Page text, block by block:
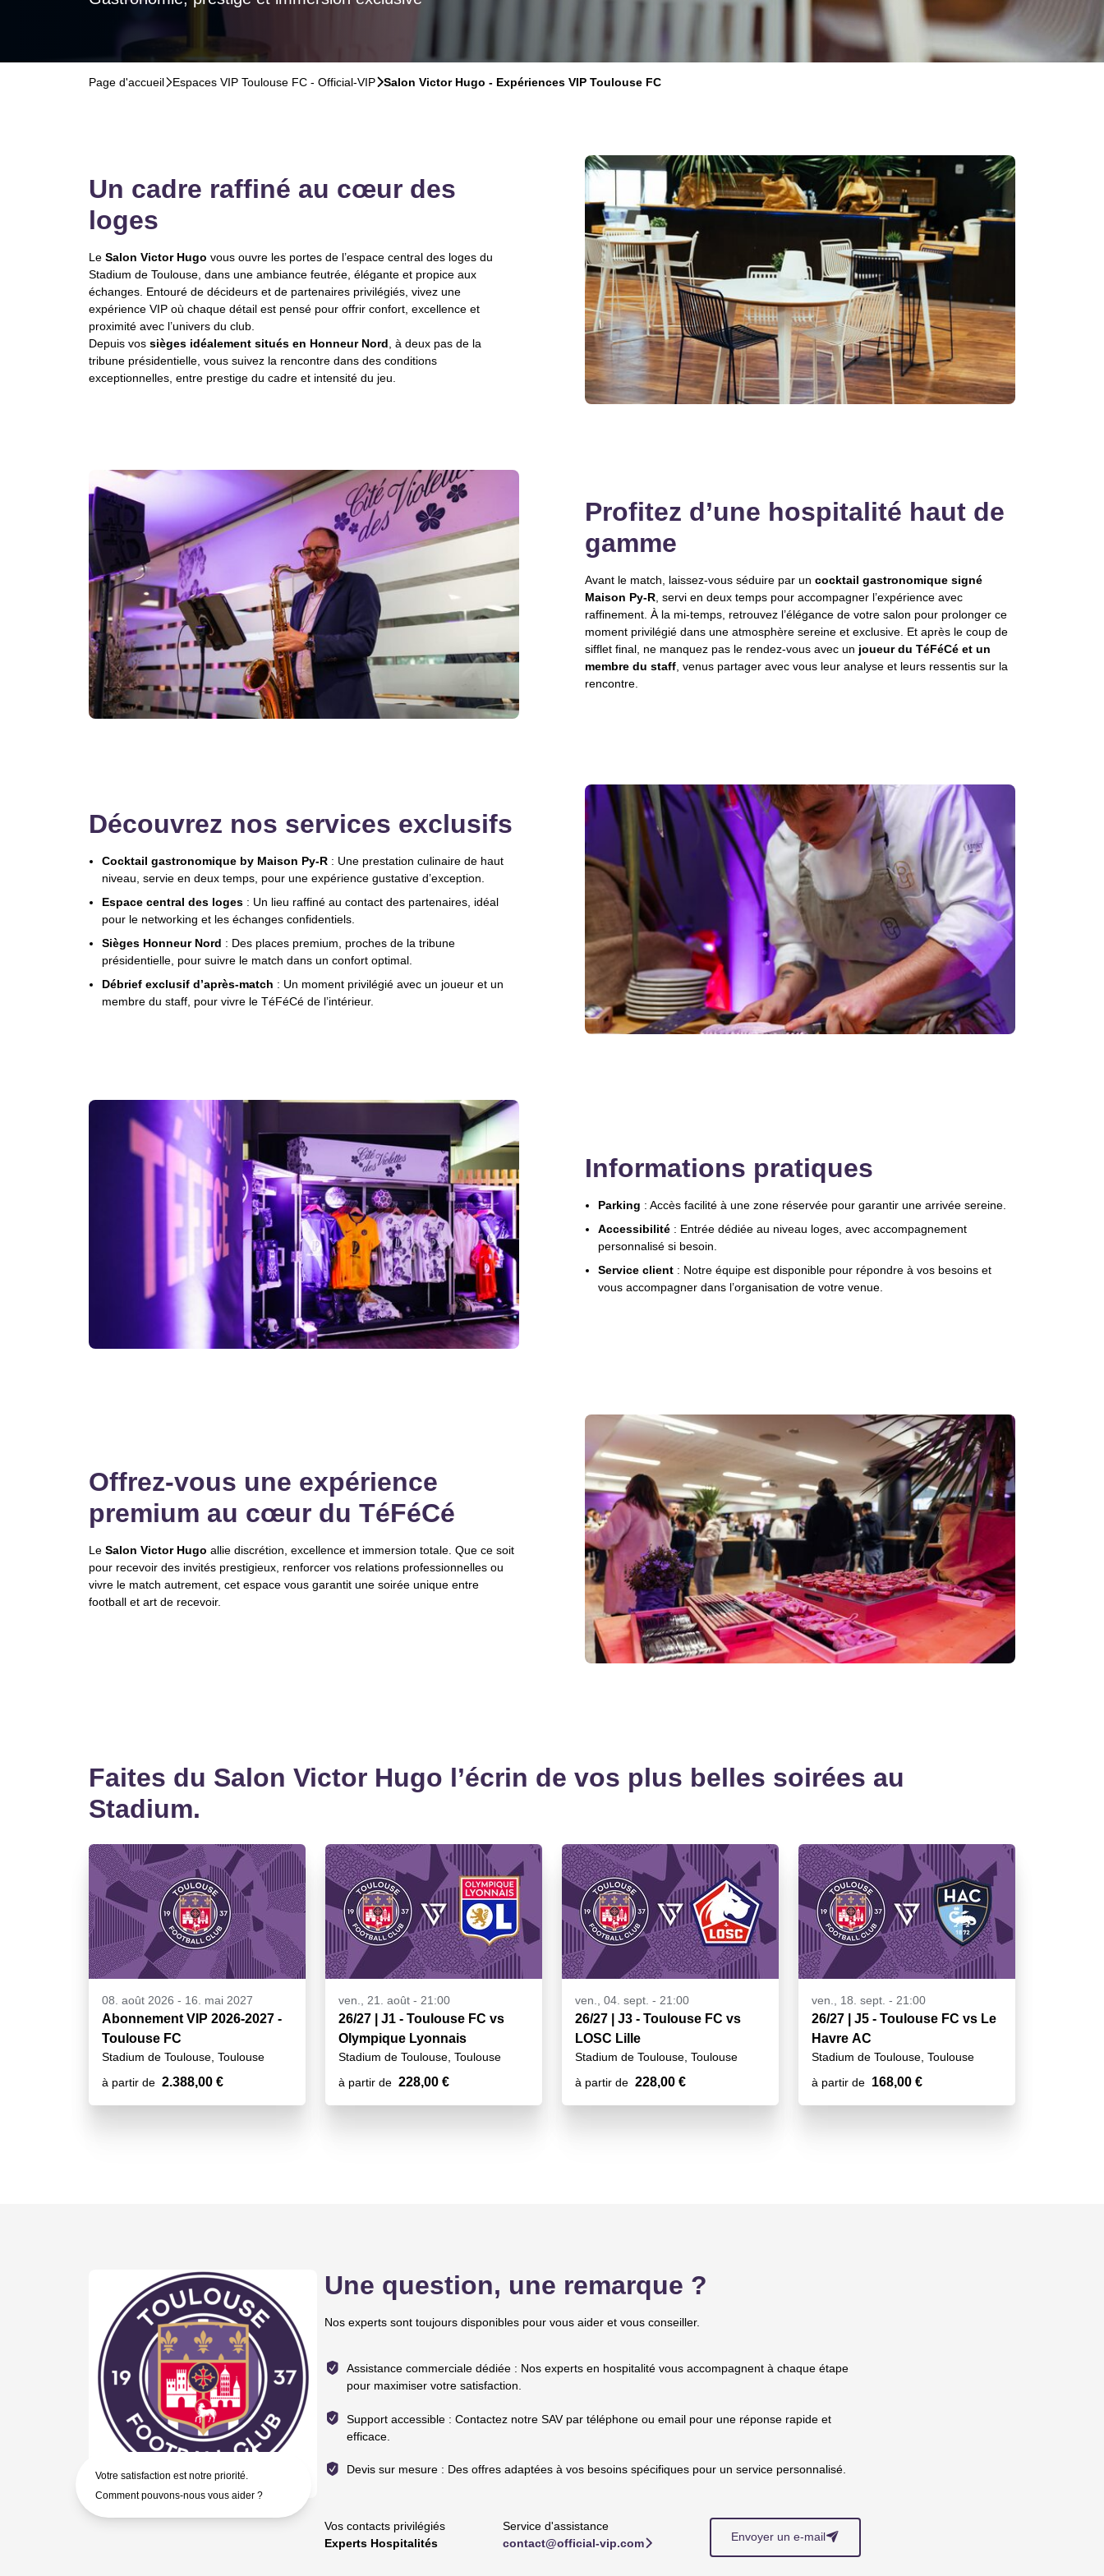
Page d'accueil􀆊Espaces VIP Toulouse FC - Official-VIP􀆊Salon Victor Hugo - Expériences VIP Toulouse FC
Un cadre raffiné au cœur des
loges
Le Salon Victor Hugo vous ouvre les portes de l’espace central des loges du
Stadium de Toulouse, dans une ambiance feutrée, élégante et propice aux
échanges. Entouré de décideurs et de partenaires privilégiés, vivez une
expérience VIP où chaque détail est pensé pour offrir confort, excellence et
proximité avec l’univers du club.
Depuis vos sièges idéalement situés en Honneur Nord , à deux pas de la
tribune présidentielle, vous suivez la rencontre dans des conditions
exceptionnelles, entre prestige du cadre et intensité du jeu.
Profitez d’une hospitalité haut de
gamme
Avant le match, laissez-vous séduire par un cocktail gastronomique signé
Maison Py-R, servi en deux temps pour accompagner l’expérience avec
raffinement. À la mi-temps, retrouvez l’élégance de votre salon pour prolonger ce
moment privilégié dans une atmosphère sereine et exclusive. Et après le coup de
sifflet final, ne manquez pas le rendez-vous avec un joueur du TéFéCé et un
membre du staff, venus partager avec vous leur analyse et leurs ressentis sur la
rencontre.
Découvrez nos services exclusifs
Cocktail gastronomique by Maison Py-R : Une prestation culinaire de haut
niveau, servie en deux temps, pour une expérience gustative d’exception.
Espace central des loges : Un lieu raffiné au contact des partenaires, idéal
pour le networking et les échanges confidentiels.
Sièges Honneur Nord : Des places premium, proches de la tribune
présidentielle, pour suivre le match dans un confort optimal.
Débrief exclusif d’après-match : Un moment privilégié avec un joueur et un
membre du staff, pour vivre le TéFéCé de l’intérieur.
Informations pratiques
Parking : Accès facilité à une zone réservée pour garantir une arrivée sereine.
Accessibilité : Entrée dédiée au niveau loges, avec accompagnement
personnalisé si besoin.
Service client : Notre équipe est disponible pour répondre à vos besoins et
vous accompagner dans l’organisation de votre venue.
Offrez-vous une expérience
premium au cœur du TéFéCé
Le Salon Victor Hugo allie discrétion, excellence et immersion totale. Que ce soit
pour recevoir des invités prestigieux, renforcer vos relations professionnelles ou
vivre le match autrement, cet espace vous garantit une soirée unique entre
football et art de recevoir.
Faites du Salon Victor Hugo l’écrin de vos plus belles soirées au
Stadium.
08. août 2026 - 16. mai 2027
Abonnement VIP 2026-2027 -
Toulouse FC
Stadium de Toulouse, Toulouse
à partir de 2.388,00 €
ven., 21. août - 21:00
26/27 | J1 - Toulouse FC vs
Olympique Lyonnais
Stadium de Toulouse, Toulouse
à partir de 228,00 €
ven., 04. sept. - 21:00
26/27 | J3 - Toulouse FC vs
LOSC Lille
Stadium de Toulouse, Toulouse
à partir de 228,00 €
ven., 18. sept. - 21:00
26/27 | J5 - Toulouse FC vs Le
Havre AC
Stadium de Toulouse, Toulouse
à partir de 168,00 €
Votre satisfaction est notre priorité.
Comment pouvons-nous vous aider ?
Une question, une remarque ?
Nos experts sont toujours disponibles pour vous aider et vous conseiller.
Assistance commerciale dédiée : Nos experts en hospitalité vous accompagnent à chaque étape
pour maximiser votre satisfaction.
Support accessible : Contactez notre SAV par téléphone ou email pour une réponse rapide et
efficace.
Devis sur mesure : Des offres adaptées à vos besoins spécifiques pour un service personnalisé.
Vos contacts privilégiés
Experts Hospitalités
Service d'assistance
contact@official-vip.com􀆊 Envoyer un e-mail􀈠